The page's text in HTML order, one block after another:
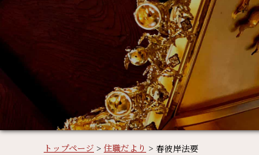
トップページ > 住職だより > 春彼岸法要